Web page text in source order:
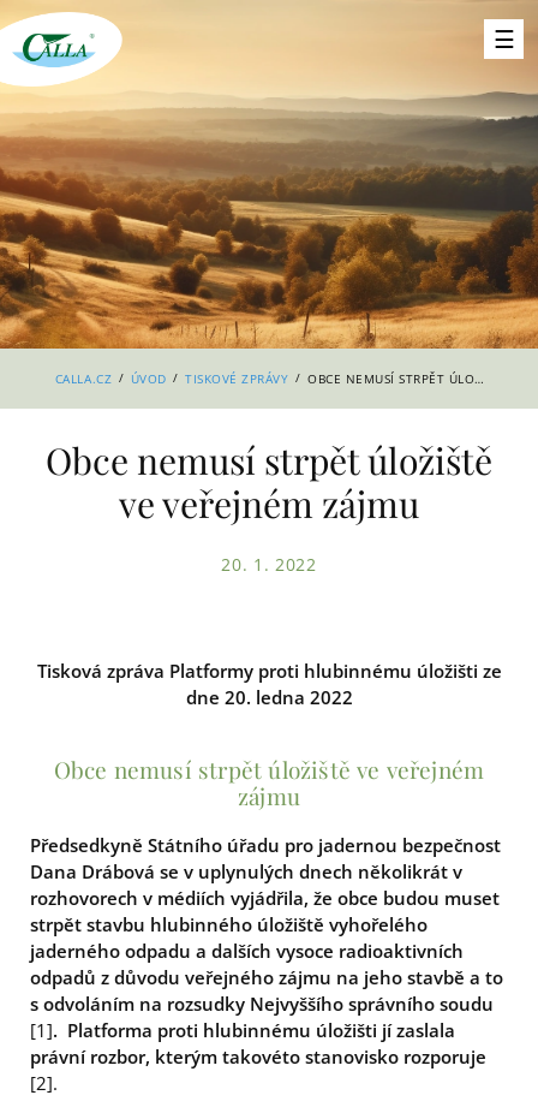
CALLA.CZ / ÚVOD / TISKOVÉ ZPRÁVY / OBCE NEMUSÍ STRPĚT ÚLOŽIŠTĚ VE VEŘEJNÉM ZÁJMU
Obce nemusí strpět úložiště
ve veřejném zájmu
20. 1. 2022
Tisková zpráva Platformy proti hlubinnému úložišti ze
dne 20. ledna 2022
Obce nemusí strpět úložiště ve veřejném
zájmu
Předsedkyně Státního úřadu pro jadernou bezpečnost
Dana Drábová se v uplynulých dnech několikrát v
rozhovorech v médiích vyjádřila, že obce budou muset
strpět stavbu hlubinného úložiště vyhořelého
jaderného odpadu a dalších vysoce radioaktivních
odpadů z důvodu veřejného zájmu na jeho stavbě a to
s odvoláním na rozsudky Nejvyššího správního soudu
[1]. Platforma proti hlubinnému úložišti jí zaslala
právní rozbor, kterým takovéto stanovisko rozporuje
[2].